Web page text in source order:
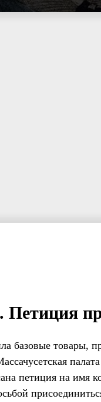
базовые товары,
петиция на имя